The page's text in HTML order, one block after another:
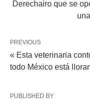
Derechairo que se
PREVIOUS
« Esta veterinaria
todo México está
PUBLISHED BY